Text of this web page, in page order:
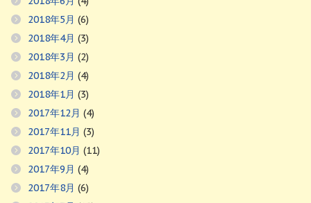
2018年5月 (6)
2018年4月 (3)
2018年3月 (2)
2018年2月 (4)
2018年1月 (3)
2017年12月 (4)
2017年11月 (3)
2017年10月 (11)
2017年9月 (4)
2017年8月 (6)